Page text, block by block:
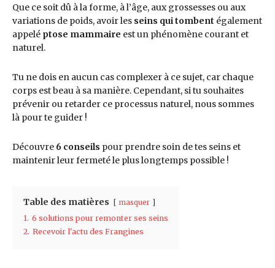
Que ce soit dû à la forme, à l’âge, aux grossesses ou aux
variations de poids, avoir les seins qui tombent également
appelé ptose mammaire est un phénomène courant et
naturel.
Tu ne dois en aucun cas complexer à ce sujet, car chaque
corps est beau à sa manière. Cependant, si tu souhaites
prévenir ou retarder ce processus naturel, nous sommes
là pour te guider !
Découvre 6 conseils pour prendre soin de tes seins et
maintenir leur fermeté le plus longtemps possible !
Table des matières masquer
1. 6 solutions pour remonter ses seins
2. Recevoir l'actu des Frangines